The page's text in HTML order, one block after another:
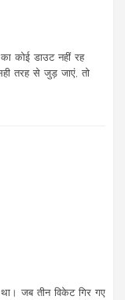
कोई डाउट नहीं रह
तरह से जुड़ जाएं, तो
जब तीन विकेट गिर गए